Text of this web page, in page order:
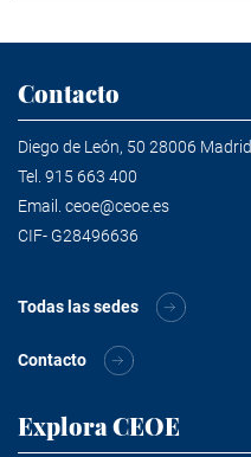
Contacto
Diego de León, 50 28006 Madrid
Tel. 915 663 400
Email. ceoe@ceoe.es
CIF- G28496636
Todas las sedes
Contacto
Explora CEOE